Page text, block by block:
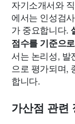
자기소개서와
에서는 인성검
가 중요합니다.
점수를 기준으
서는 논리성, 발
으로 평가되며,
합니다.
가산점 관련